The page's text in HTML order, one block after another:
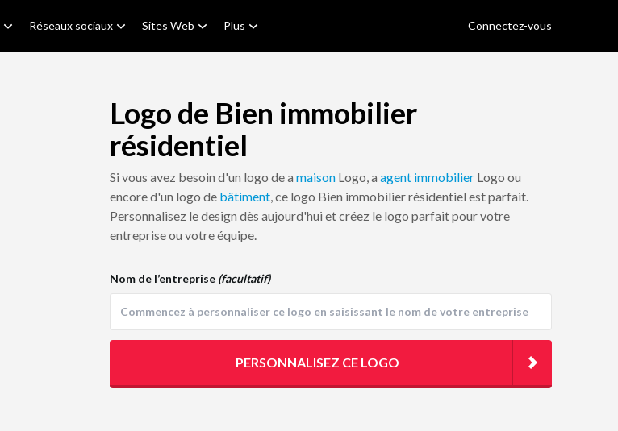
Réseaux sociaux Sites Web Plus Connectez-vous
Logo de Bien immobilier
résidentiel
Si vous avez besoin d'un logo de a maison Logo, a agent immobilier Logo ou
encore d'un logo de bâtiment, ce logo Bien immobilier résidentiel est parfait.
Personnalisez le design dès aujourd'hui et créez le logo parfait pour votre
entreprise ou votre équipe.
Nom de l’entreprise (facultatif)
PERSONNALISEZ CE LOGO